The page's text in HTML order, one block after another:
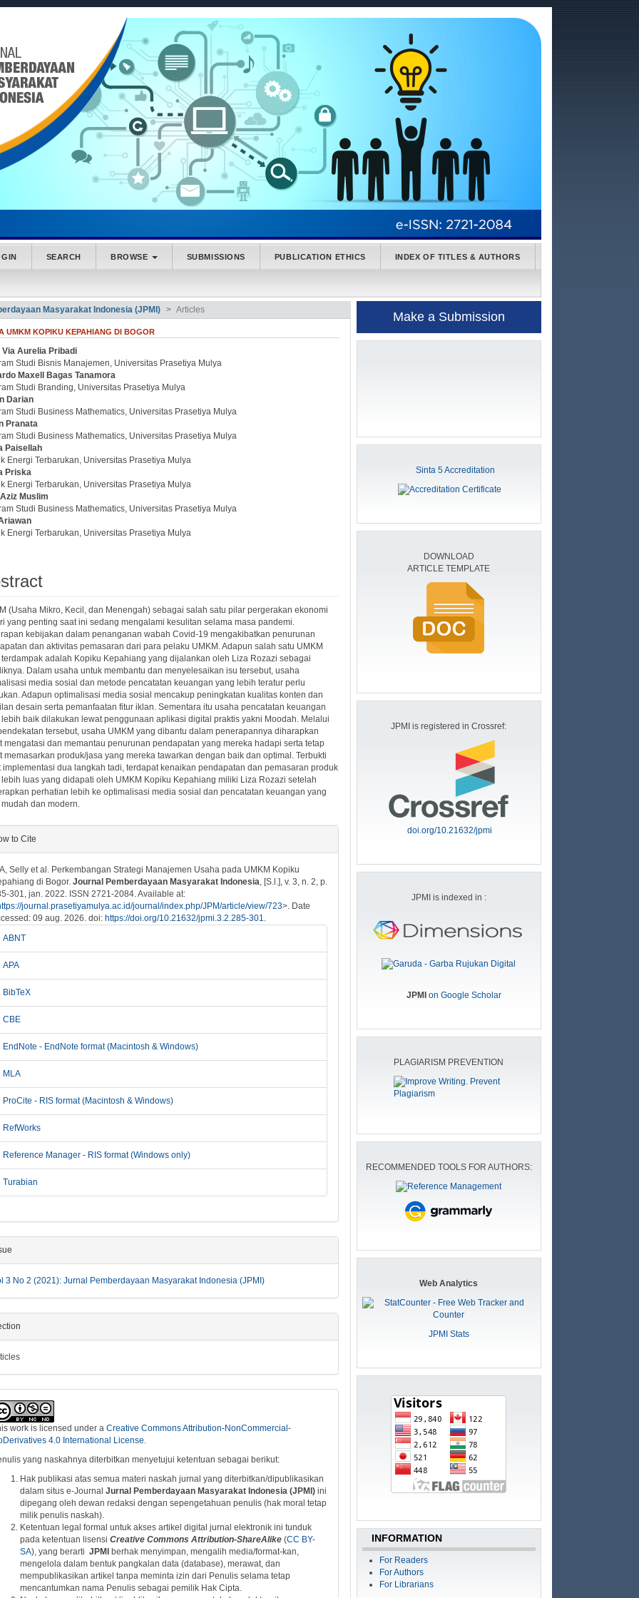
SEARCH BROWSE SUBMISSIONS PUBLICATION ETHICS INDEX OF TITLES & AUTHORS
Masyarakat Indonesia (JPMI) Articles
UMKM KOPIKU KEPAHIANG DI BOGOR
Via Aurelia Pribadi
Studi Bisnis Manajemen, Universitas Prasetiya Mulya
Maxell Bagas Tanamora
Studi Branding, Universitas Prasetiya Mulya
Darian
Studi Business Mathematics, Universitas Prasetiya Mulya
Pranata
Studi Business Mathematics, Universitas Prasetiya Mulya
Paisellah
Energi Terbarukan, Universitas Prasetiya Mulya
Priska
Energi Terbarukan, Universitas Prasetiya Mulya
Muslim
Studi Business Mathematics, Universitas Prasetiya Mulya
Energi Terbarukan, Universitas Prasetiya Mulya
(Usaha Mikro, Kecil, dan Menengah) sebagai salah satu pilar pergerakan ekonomi
yang penting saat ini sedang mengalami kesulitan selama masa pandemi.
kebijakan dalam penanganan wabah Covid-19 mengakibatkan penurunan
dan aktivitas pemasaran dari para pelaku UMKM. Adapun salah satu UMKM
adalah Kopiku Kepahiang yang dijalankan oleh Liza Rozazi sebagai
Dalam usaha untuk membantu dan menyelesaikan isu tersebut, usaha
media sosial dan metode pencatatan keuangan yang lebih teratur perlu
Adapun optimalisasi media sosial mencakup peningkatan kualitas konten dan
desain serta pemanfaatan fitur iklan. Sementara itu usaha pencatatan keuangan
baik dilakukan lewat penggunaan aplikasi digital praktis yakni Moodah. Melalui
tersebut, usaha UMKM yang dibantu dalam penerapannya diharapkan
mengatasi dan memantau penurunan pendapatan yang mereka hadapi serta tetap
memasarkan produk/jasa yang mereka tawarkan dengan baik dan optimal. Terbukti
implementasi dua langkah tadi, terdapat kenaikan pendapatan dan pemasaran produk
luas yang didapati oleh UMKM Kopiku Kepahiang miliki Liza Rozazi setelah
perhatian lebih ke optimalisasi media sosial dan pencatatan keuangan yang
dan modern.
to Cite
Selly et al. Perkembangan Strategi Manajemen Usaha pada UMKM Kopiku
di Bogor. Journal Pemberdayaan Masyarakat Indonesia, [S.l.], v. 3, n. 2, p.
301, jan. 2022. ISSN 2721-2084. Available at:
journal.prasetiyamulya.ac.id/journal/index.php/JPM/article/view/723>. Date
09 aug. 2026. doi: https://doi.org/10.21632/jpmi.3.2.285-301.
ABNT
APA
BibTeX
CBE
EndNote - EndNote format (Macintosh & Windows)
MLA
ProCite - RIS format (Macintosh & Windows)
RefWorks
Reference Manager - RIS format (Windows only)
Turabian
3 No 2 (2021): Jurnal Pemberdayaan Masyarakat Indonesia (JPMI)
work is licensed under a Creative Commons Attribution-NonCommercial-
4.0 International License.
yang naskahnya diterbitkan menyetujui ketentuan sebagai berikut:
Hak publikasi atas semua materi naskah jurnal yang diterbitkan/dipublikasikan
dalam situs e-Journal Jurnal Pemberdayaan Masyarakat Indonesia (JPMI)ini
dipegang oleh dewan redaksi dengan sepengetahuan penulis (hak moral tetap
milik penulis naskah).
Ketentuan legal formal untuk akses artikel digital jurnal elektronik ini tunduk
pada ketentuan lisensi Creative Commons Attribution-ShareAlike(CC BY-
SA), yang berarti JPMI
berhak menyimpan, mengalih media/format-kan,
mengelola dalam bentuk pangkalan data (database), merawat, dan
mempublikasikan artikel tanpa meminta izin dari Penulis selama tetap
mencantumkan nama Penulis sebagai pemilik Hak Cipta.
Make a Submission
Sinta 5 Accreditation
DOWNLOAD
ARTICLE TEMPLATE
JPMI is registered in Crossref:
doi.org/10.21632/jpmi
JPMI is indexed in :
JPMI on Google Scholar
PLAGIARISM PREVENTION
RECOMMENDED TOOLS FOR AUTHORS:
Web Analytics
JPMI Stats
INFORMATION
For Readers
For Authors
For Librarians